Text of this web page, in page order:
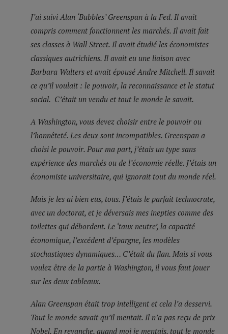
J’ai suivi Alan ‘Bubbles’ Greenspan à la Fed. Il avait
compris comment fonctionnent les marchés. Il avait fait
ses classes à Wall Street. Il avait étudié les économistes
classiques autrichiens. Il avait eu une liaison avec
Barbara Walters et avait épousé Andre Mitchell. Il savait
ce qu’il voulait : le pouvoir, la reconnaissance et le statut
social. C’était un vendu et tout le monde le savait.
A Washington, vous devez choisir entre le pouvoir ou
l’honnêteté. Les deux sont incompatibles. Greenspan a
choisi le pouvoir. Pour ma part, j’étais un type sans
expérience des marchés ou de l’économie réelle. J’étais un
économiste universitaire, qui ignorait tout du monde réel.
Mais je les ai bien eus, tous. J’étais le parfait technocrate,
avec un doctorat, et je déversais mes inepties comme des
toilettes qui débordent. Le ‘taux neutre’, la capacité
économique, l’excédent d’épargne, les modèles
stochastiques dynamiques… C’était du flan. Mais si vous
voulez être de la partie à Washington, il vous faut jouer
sur les deux tableaux.
Alan Greenspan était trop intelligent et cela l’a desservi.
Tout le monde savait qu’il mentait. Il n’a pas reçu de prix
Nobel. En revanche, quand moi je mentais, tout le monde